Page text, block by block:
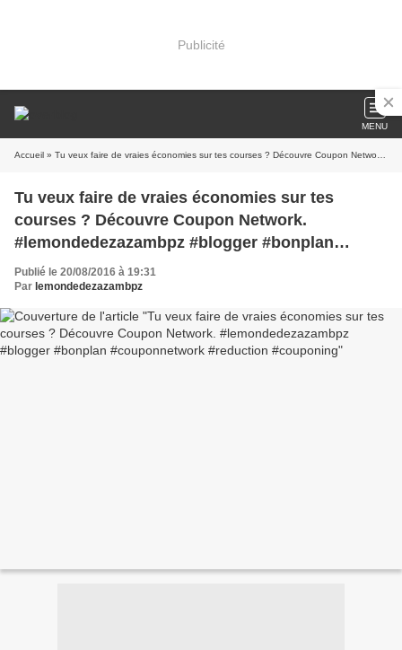
Publicité
MENU
Accueil » Tu veux faire de vraies économies sur tes courses ? Découvre Coupon Network. #lemondedezazambpz #blogger #bonplan #couponnetwork #reduction #couponing
Tu veux faire de vraies économies sur tes
courses ? Découvre Coupon Network.
#lemondedezazambpz #blogger #bonplan
#couponnetwork #reduction #couponing
Publié le 20/08/2016 à 19:31
Par lemondedezazambpz